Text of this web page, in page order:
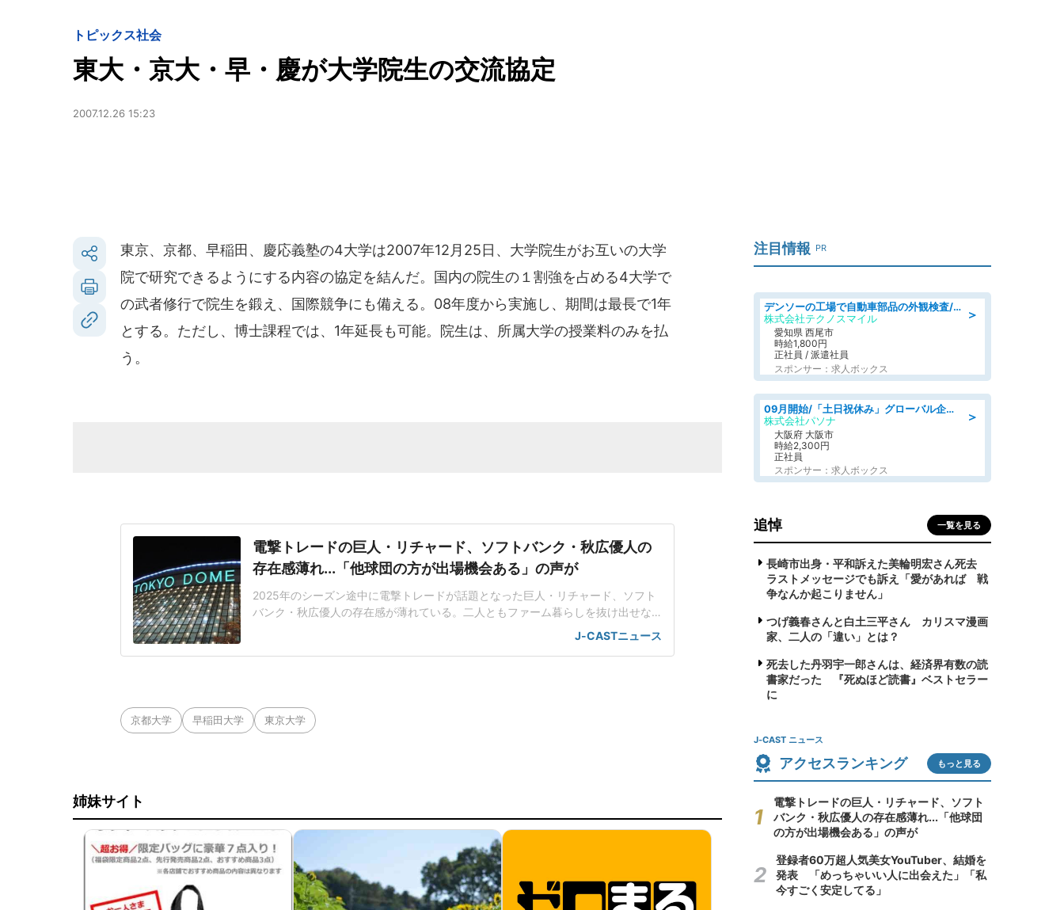
トピックス社会
東大・京大・早・慶が大学院生の交流協定
2007.12.26 15:23
東京、京都、早稲田、慶応義塾の4大学は2007年12月25日、大学院生がお互いの大学
院で研究できるようにする内容の協定を結んだ。国内の院生の１割強を占める4大学で
の武者修行で院生を鍛え、国際競争にも備える。08年度から実施し、期間は最長で1年
とする。ただし、博士課程では、1年延長も可能。院生は、所属大学の授業料のみを払
う。
電撃トレードの巨人・リチャード、ソフトバンク・秋広優人の
存在感薄れ...「他球団の方が出場機会ある」の声が
2025年のシーズン途中に電撃トレードが話題となった巨人・リチャード、ソフト
バンク・秋広優人の存在感が薄れている。二人ともファーム暮らしを抜け出せな
いリチャードはソフトバンク在籍時にウエスタン・リーグで5年連続本塁打王に輝
いた長打力を評価され、秋広優人、大江竜聖と2対1のトレードで25年5月に巨人に
J-CASTニュース
京都大学 早稲田大学 東京大学
姉妹サイト
注目情報 PR
＞
デンソーの工場で自動車部品の外観検査/denso aichi
株式会社テクノスマイル
愛知県 西尾市
時給1,800円
正社員 / 派遣社員
スポンサー：求人ボックス
＞
09月開始/「土日祝休み」グローバル企業での産業保健のお仕事/保健師/高時給/残業なし/服装自由
株式会社パソナ
大阪府 大阪市
時給2,300円
正社員
スポンサー：求人ボックス
追悼 一覧を見る
長崎市出身・平和訴えた美輪明宏さん死去
ラストメッセージでも訴え「愛があれば 戦
争なんか起こりません」
つげ義春さんと白土三平さん カリスマ漫画
家、二人の「違い」とは？
死去した丹羽宇一郎さんは、経済界有数の読
書家だった 『死ぬほど読書』ベストセラー
に
J-CAST ニュース
アクセスランキング もっと見る
電撃トレードの巨人・リチャード、ソフト
バンク・秋広優人の存在感薄れ...「他球団
の方が出場機会ある」の声が
登録者60万超人気美女YouTuber、結婚を
発表 「めっちゃいい人に出会えた」「私
今すごく安定してる」